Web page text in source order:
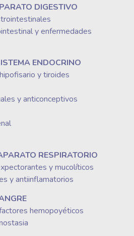
DIGESTIVO
y enfermedades
ENDOCRINO
y tiroides
y anticonceptivos
RESPIRATORIO
y mucolíticos
y antiinflamatorios
hemopoyéticos